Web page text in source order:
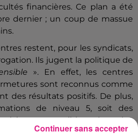
financières. Ce plan a été
dernier ; un coup de massue
restent, pour les syndicats,
Ils jugent la politique de
». En effet, les centres
sont reconnus comme
des résultats positifs. De plus,
de niveau 5, soit des
accessibles le plus
carrelage, soudure…), et
Continuer sans accepter